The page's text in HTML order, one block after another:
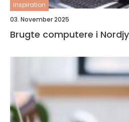
inspiration
03. November 2025
Brugte computere i